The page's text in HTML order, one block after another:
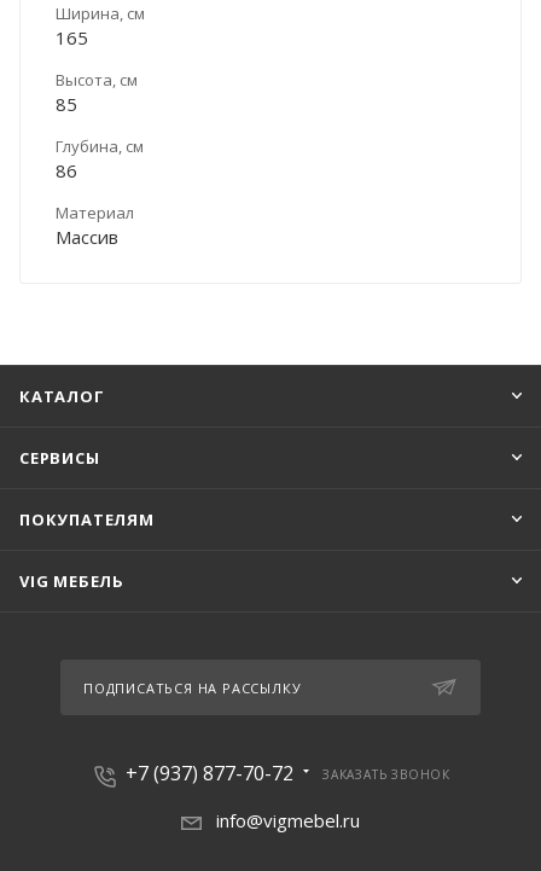
Ширина, см
165
Высота, см
85
Глубина, см
86
Материал
Массив
КАТАЛОГ
СЕРВИСЫ
ПОКУПАТЕЛЯМ
VIG МЕБЕЛЬ
ПОДПИСАТЬСЯ НА РАССЫЛКУ
+7 (937) 877-70-72 ЗАКАЗАТЬ ЗВОНОК
info@vigmebel.ru